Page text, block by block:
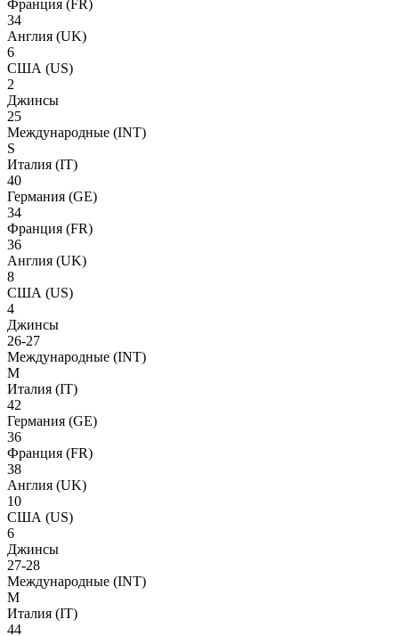
Франция (FR)
34
Англия (UK)
6
США (US)
2
Джинсы
25
Международные (INT)
S
Италия (IT)
40
Германия (GE)
34
Франция (FR)
36
Англия (UK)
8
США (US)
4
Джинсы
26-27
Международные (INT)
M
Италия (IT)
42
Германия (GE)
36
Франция (FR)
38
Англия (UK)
10
США (US)
6
Джинсы
27-28
Международные (INT)
M
Италия (IT)
44